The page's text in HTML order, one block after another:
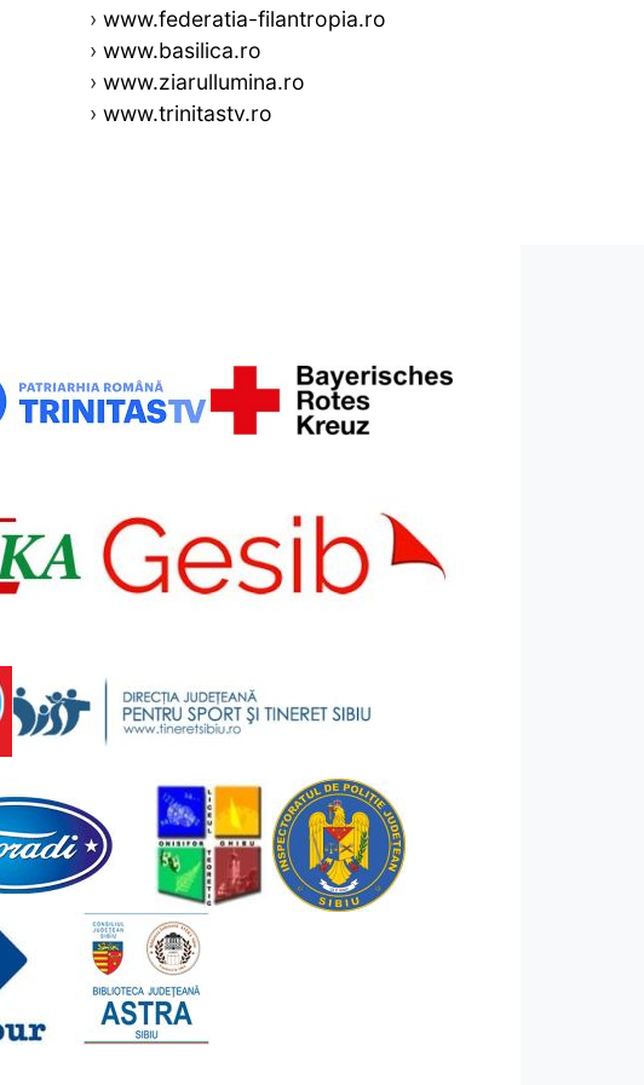
› www.federatia-filantropia.ro
› www.basilica.ro
› www.ziarullumina.ro
› www.trinitastv.ro